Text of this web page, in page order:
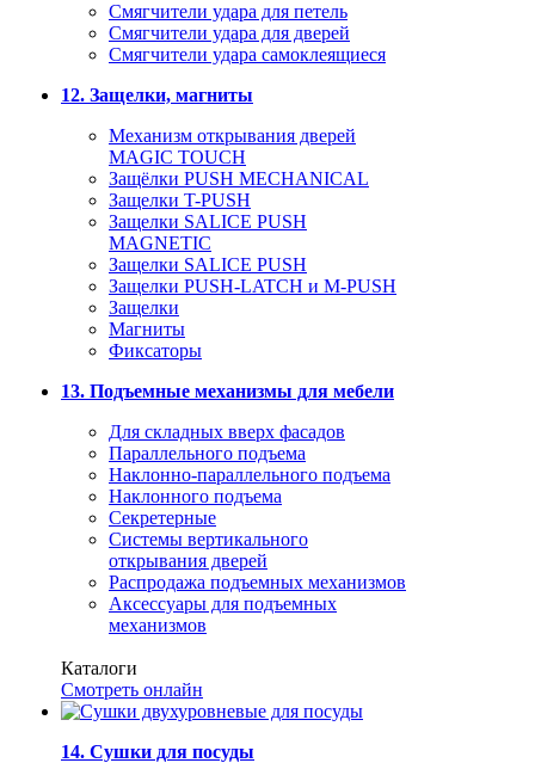
Смягчители удара для петель
Смягчители удара для дверей
Cмягчители удара самоклеящиеся
12. Защелки, магниты
Механизм открывания дверей
MAGIC TOUCH
Защёлки PUSH MECHANICAL
Защелки T-PUSH
Защелки SALICE PUSH
MAGNETIC
Защелки SALICE PUSH
Защелки PUSH-LATCH и M-PUSH
Защелки
Магниты
Фиксаторы
13. Подъемные механизмы для мебели
Для складных вверх фасадов
Параллельного подъема
Наклонно-параллельного подъема
Наклонного подъема
Секретерные
Системы вертикального
открывания дверей
Распродажа подъемных механизмов
Аксессуары для подъемных
механизмов
Каталоги
Смотреть онлайн
14. Сушки для посуды